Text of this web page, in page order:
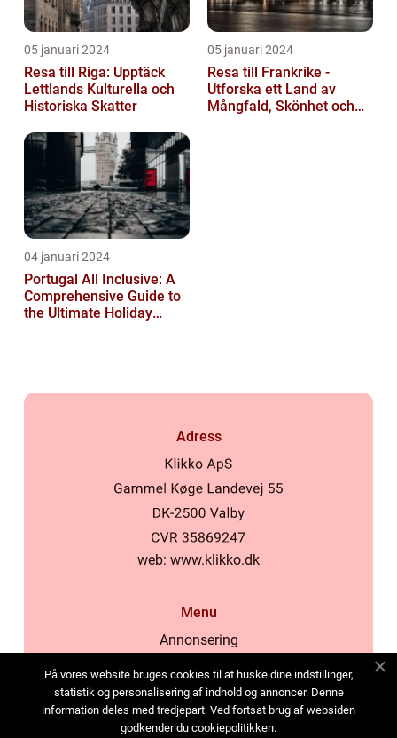
05 januari 2024
Resa till Riga: Upptäck
Lettlands Kulturella och
Historiska Skatter
05 januari 2024
Resa till Frankrike -
Utforska ett Land av
Mångfald, Skönhet och
04 januari 2024
Portugal All Inclusive: A
Comprehensive Guide to
the Ultimate Holiday
Adress
web: www.klikko.dk
Menu
Annonsering
Cookies
Kontakta oss
På vores website bruges cookies til at huske dine indstillinger,
statistik og personalisering af indhold og annoncer. Denne
information deles med tredjepart. Ved fortsat brug af websiden
godkender du cookiepolitikken.